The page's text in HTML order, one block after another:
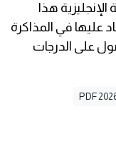
هذا
عليها في المذاكرة
على الدرجات